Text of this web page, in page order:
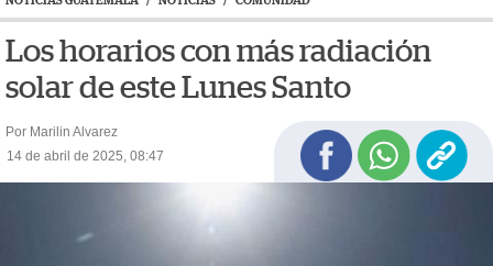
Los horarios con más radiación
solar de este Lunes Santo
Por Marilin Alvarez
14 de abril de 2025, 08:47